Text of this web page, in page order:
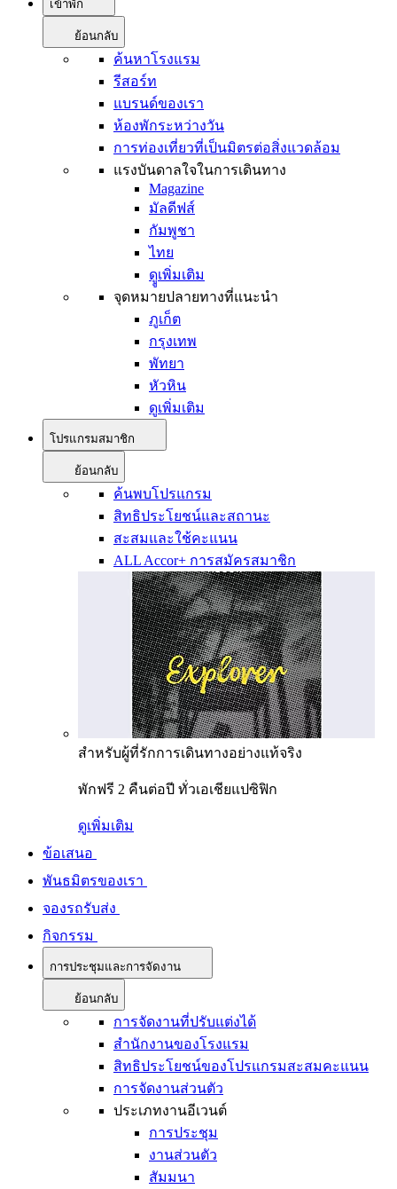
เข้าพัก
ย้อนกลับ
ค้นหาโรงแรม
รีสอร์ท
แบรนด์ของเรา
ห้องพักระหว่างวัน
การท่องเที่ยวที่เป็นมิตรต่อสิ่งแวดล้อม
แรงบันดาลใจในการเดินทาง
Magazine
มัลดีฟส์
กัมพูชา
ไทย
ดููเพิ่มเติม
จุดหมายปลายทางที่แนะนำ
ภูเก็ต
กรุงเทพ
พัทยา
หัวหิน
ดูเพิ่มเติม
โปรแกรมสมาชิก
ย้อนกลับ
ค้นพบโปรแกรม
สิทธิประโยชน์และสถานะ
สะสมและใช้คะแนน
ALL Accor+ การสมัครสมาชิก
สำหรับผู้ที่รักการเดินทางอย่างแท้จริง
พักฟรี 2 คืนต่อปี ทั่วเอเชียแปซิฟิก
ดูเพิ่มเติม
ข้อเสนอ
พันธมิตรของเรา
จองรถรับส่ง
กิจกรรม
การประชุมและการจัดงาน
ย้อนกลับ
การจัดงานที่ปรับแต่งได้
สำนักงานของโรงแรม
สิทธิประโยชน์ของโปรแกรมสะสมคะแนน
การจัดงานส่วนตัว
ประเภทงานอีเวนต์
การประชุม
งานส่วนตัว
สัมมนา